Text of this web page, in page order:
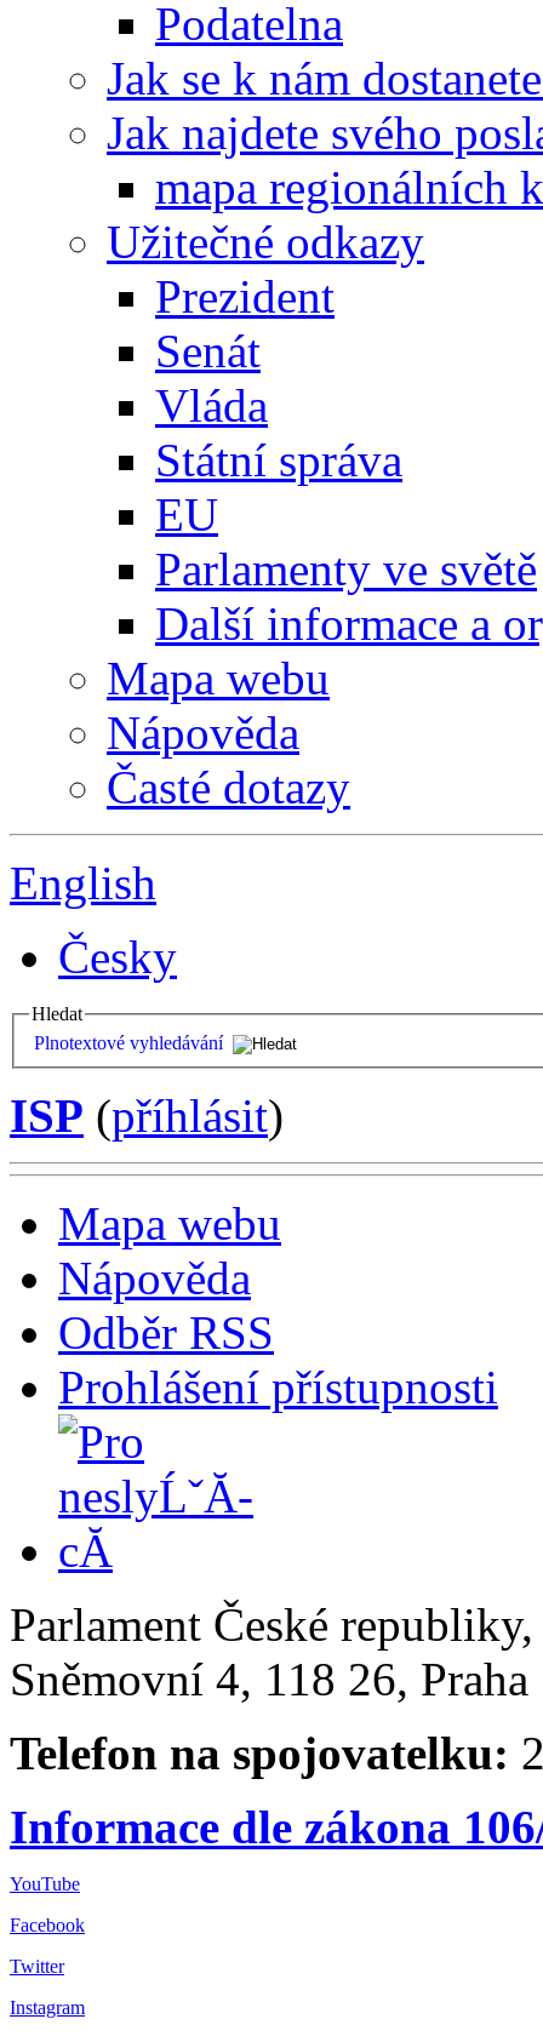
Podatelna
Jak se k nám
Jak najdete svého
mapa regionálních
Užitečné odkazy
Prezident
Senát
Vláda
Státní správa
EU
Parlamenty ve světě
Další informace a
Mapa webu
Nápověda
Časté dotazy
English
Česky
Hledat
Plnotextové vyhledávání
ISP (příhlásit)
Mapa webu
Nápověda
Odběr RSS
Prohlášení přístupnosti
Parlament České
Sněmovní 4, 118 26,
Telefon na spojovatelku:
Informace dle zákona
YouTube
Facebook
Twitter
Instagram